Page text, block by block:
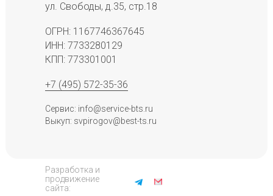
ул. Свободы, д.35, стр.18
ОГРН: 1167746367645
ИНН: 7733280129
КПП: 773301001
+7 (495) 572-35-36
Сервис: info@service-bts.ru
Выкуп: svpirogov@best-ts.ru
Разработка и
продвижение
сайта: